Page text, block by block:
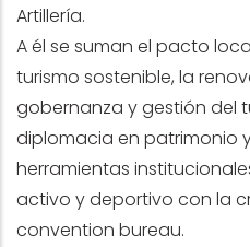
Artillería.
A él se suman el pacto
turismo sostenible, la
gobernanza y gestión del
diplomacia en patrimonio
herramientas
activo y deportivo con la
convention bureau.